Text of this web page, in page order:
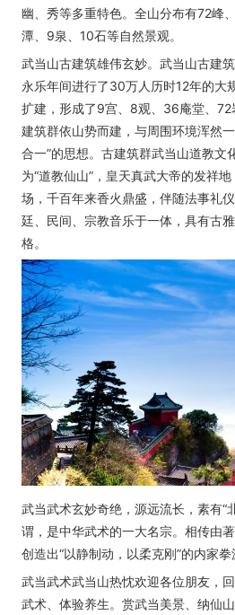
幽、秀等多重特色。全山分布有72峰
潭、9泉、10石等自然景观。
武当山古建筑雄伟玄妙。武当山古建
永乐年间进行了30万人历时12年的大
扩建，形成了9宫、8观、36庵堂、
建筑群依山势而建，与周围环境浑然
合一”的思想。古建筑群武当山道教文
为“道教仙山”，皇天真武大帝的发祥
场，千百年来香火鼎盛，伴随法事礼
廷、民间、宗教音乐于一体，具有古
格。
武当武术玄妙奇绝，源远流长，素有“
谓，是中华武术的一大名宗。相传由
创造出“以静制动，以柔克刚”的内家拳
武当武术武当山热忱欢迎各位朋友，
武术、体验养生。赏武当美景、纳仙